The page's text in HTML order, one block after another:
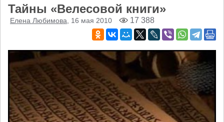
Тайны «Велесовой книги»
Елена Любимова , 16 мая 2010 17 388